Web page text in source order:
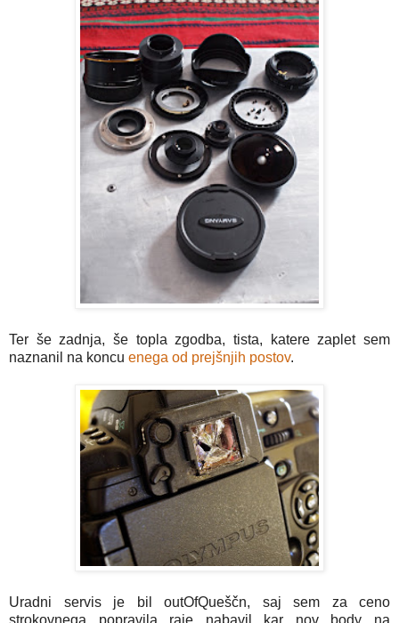
Ter še zadnja, še topla zgodba, tista, katere zaplet sem
naznanil na koncu enega od prejšnjih postov.
Uradni servis je bil outOfQueščn, saj sem za ceno
strokovnega popravila raje nabavil kar nov body na